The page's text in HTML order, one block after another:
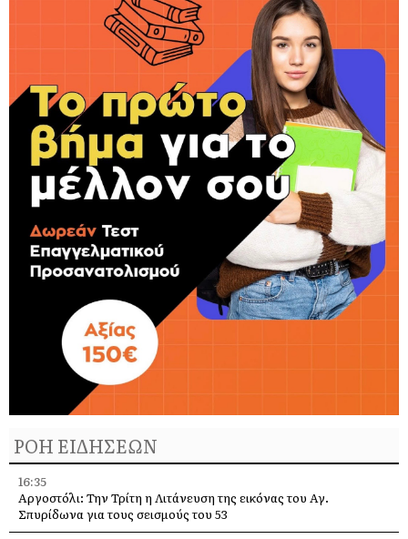
ΡΟΗ ΕΙΔΗΣΕΩΝ
16:35
Αργοστόλι: Την Τρίτη η Λιτάνευση της εικόνας του Αγ.
Σπυρίδωνα για τους σεισμούς του 53